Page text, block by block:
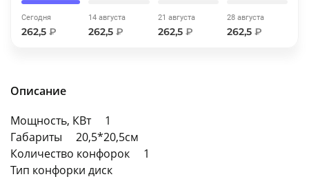
Сегодня
262,5 ₽
14 августа
262,5₽
21 августа
262,5 ₽
28 августа
262,5 ₽
Описание
Мощность, КВт 1
Габариты 20,5*20,5см
Количество конфорок 1
Тип конфорки диск
об оплате Плайтом
недели